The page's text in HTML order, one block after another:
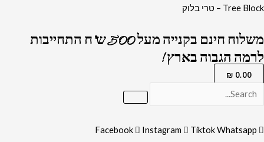
דילוג
Tree Block – טרי בלוק
משלוח חינם בקנייה מעל 500 ש"ח התחייבות
לרמה הגבוה בארץ !
0.00
₪
Facebook Instagram TiktokWhatsapp
כמות
2628
–
ברכת
על